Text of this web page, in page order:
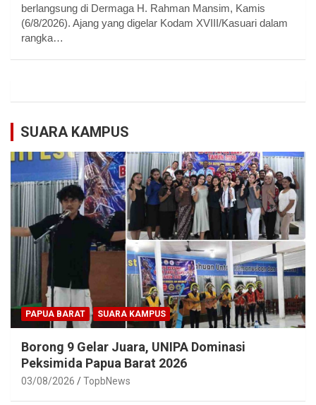
berlangsung di Dermaga H. Rahman Mansim, Kamis
(6/8/2026). Ajang yang digelar Kodam XVIII/Kasuari dalam
rangka…
SUARA KAMPUS
PAPUA BARAT SUARA KAMPUS
Borong 9 Gelar Juara, UNIPA Dominasi
Peksimida Papua Barat 2026
03/08/2026 TopbNews